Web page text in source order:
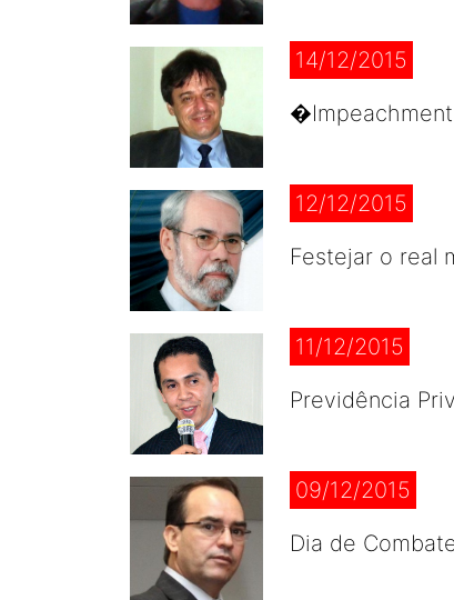
14/12/2015
�Impeachment
12/12/2015
Festejar o real
11/12/2015
Previdência
09/12/2015
Dia de